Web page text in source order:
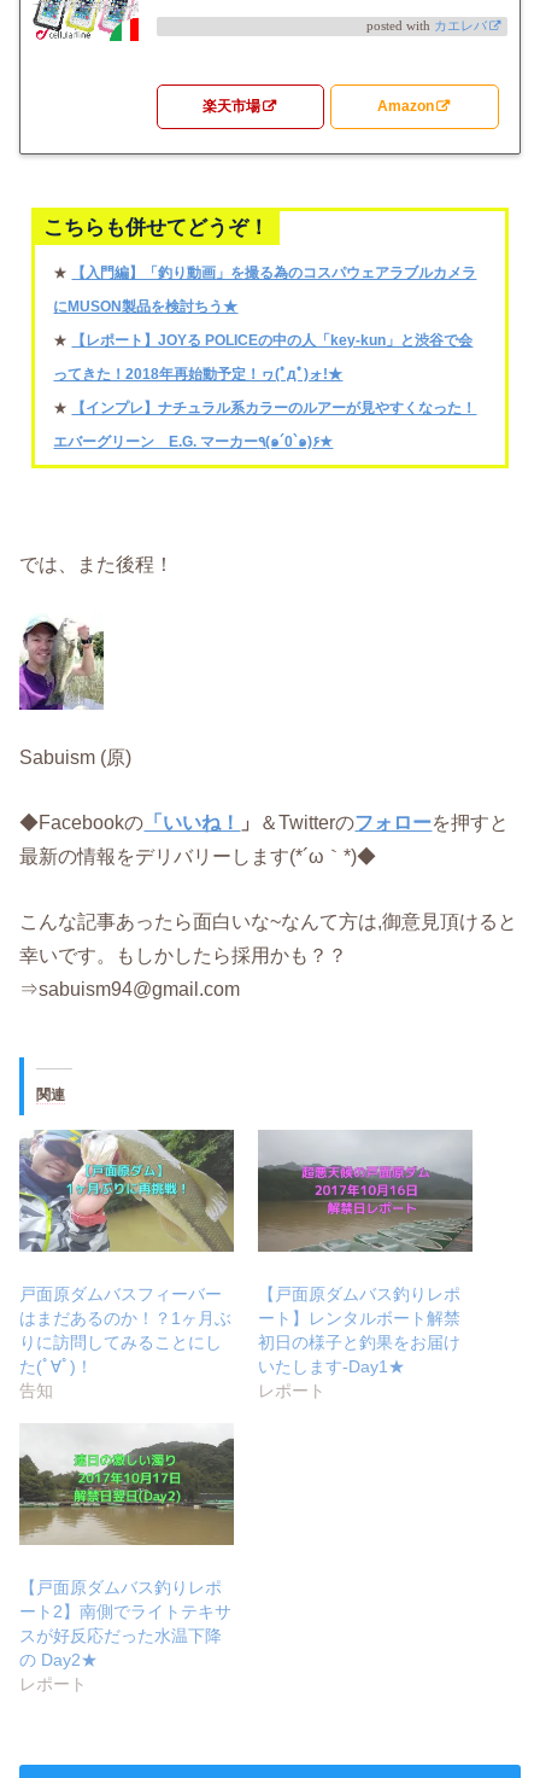
posted with カエレバ
楽天市場 Amazon
こちらも併せてどうぞ！
★
【入門編】「釣り動画」を撮る為のコスパウェアラブルカメラ
にMUSON製品を検討ちう★
★
【レポート】JOYる POLICEの中の人「key-kun」と渋谷で会
ってきた！2018年再始動予定！ヮ(ﾟдﾟ)ォ!★
★
【インプレ】ナチュラル系カラーのルアーが見やすくなった！
エバーグリーン E.G. マーカー٩(๑´0`๑)۶★
では、また後程！
Sabuism (原)
◆Facebookの 「いいね！ 」 ＆Twitterのフォローを押すと
最新の情報をデリバリーします(*´ω｀*)◆
こんな記事あったら面白いな~なんて方は,御意見頂けると
幸いです。もしかしたら採用かも？？
⇒sabuism94@gmail.com
関連
戸面原ダムバスフィーバー
はまだあるのか！？1ヶ月ぶ
りに訪問してみることにし
た(ﾟ∀ﾟ)！
告知
【戸面原ダムバス釣りレポ
ート】レンタルボート解禁
初日の様子と釣果をお届け
いたします-Day1★
レポート
【戸面原ダムバス釣りレポ
ート2】南側でライトテキサ
スが好反応だった水温下降
の Day2★
レポート